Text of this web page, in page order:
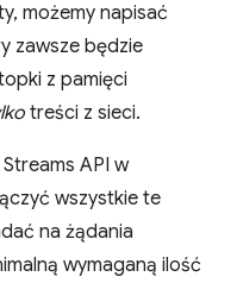
możemy napisać
zawsze będzie
z pamięci
treści z sieci.
API w
wszystkie te
na żądania
wymaganą ilość